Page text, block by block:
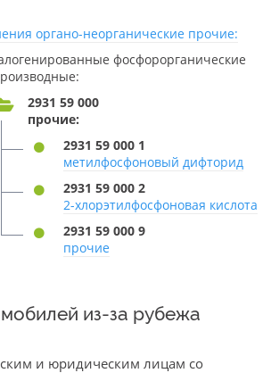
органо-неорганические прочие:
фосфорорганические
2931 59 000
прочие:
2931 59 000 1
метилфосфоновый дифторид
2931 59 000 2
2-хлорэтилфосфоновая кислота
2931 59 000 9
прочие
из-за рубежа
и юридическим лицам со